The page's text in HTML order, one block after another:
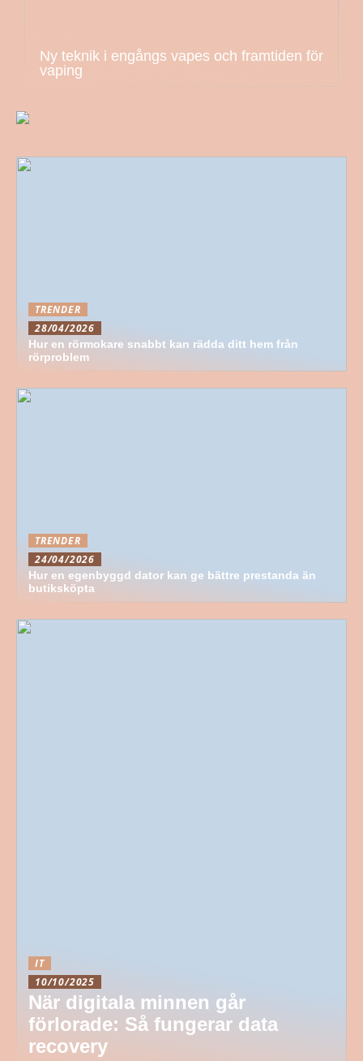
Ny teknik i engångs vapes och framtiden för
vaping
TRENDER
28/04/2026
Hur en rörmokare snabbt kan rädda ditt hem från
rörproblem
TRENDER
24/04/2026
Hur en egenbyggd dator kan ge bättre prestanda än
butiksköpta
IT
10/10/2025
När digitala minnen går
förlorade: Så fungerar data
recovery